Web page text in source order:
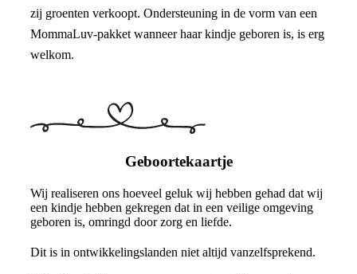
zij groenten verkoopt. Ondersteuning in de vorm van een
MommaLuv-pakket wanneer haar kindje geboren is, is erg
welkom.
Geboortekaartje
Wij realiseren ons hoeveel geluk wij hebben gehad dat wij
een kindje hebben gekregen dat in een veilige omgeving
geboren is, omringd door zorg en liefde.
Dit is in ontwikkelingslanden niet altijd vanzelfsprekend.